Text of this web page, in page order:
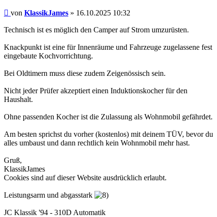
Beitrag
von KlassikJames » 16.10.2025 10:32
Technisch ist es möglich den Camper auf Strom umzurüsten.
Knackpunkt ist eine für Innenräume und Fahrzeuge zugelassene fest
eingebaute Kochvorrichtung.
Bei Oldtimern muss diese zudem Zeigenössisch sein.
Nicht jeder Prüfer akzeptiert einen Induktionskocher für den
Haushalt.
Ohne passenden Kocher ist die Zulassung als Wohnmobil gefährdet.
Am besten sprichst du vorher (kostenlos) mit deinem TÜV, bevor du
alles umbaust und dann rechtlich kein Wohnmobil mehr hast.
Gruß,
KlassikJames
Cookies sind auf dieser Website ausdrücklich erlaubt.
Leistungsarm und abgasstark
JC Klassik '94 - 310D Automatik